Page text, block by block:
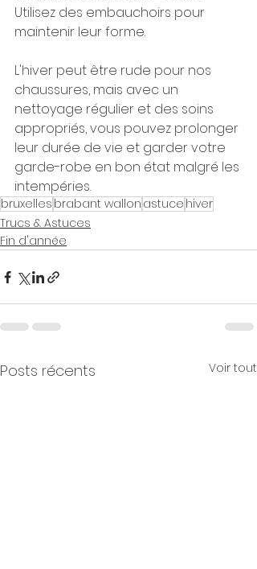
Utilisez des embauchoirs pour
maintenir leur forme.
L'hiver peut être rude pour nos
chaussures, mais avec un
nettoyage régulier et des soins
appropriés, vous pouvez prolonger
leur durée de vie et garder votre
garde-robe en bon état malgré les
intempéries.
bruxelles brabant wallon astuce hiver
Trucs & Astuces
Fin d'année
Posts récents Voir tout